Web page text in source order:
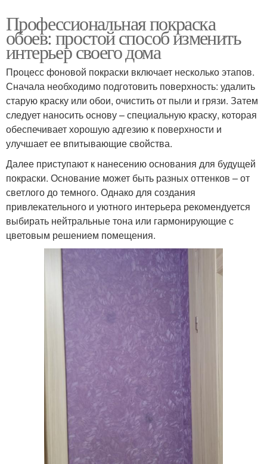
Профессиональная покраска
обоев: простой способ изменить
интерьер своего дома
Процесс фоновой покраски включает несколько этапов.
Сначала необходимо подготовить поверхность: удалить
старую краску или обои, очистить от пыли и грязи. Затем
следует наносить основу – специальную краску, которая
обеспечивает хорошую адгезию к поверхности и
улучшает ее впитывающие свойства.
Далее приступают к нанесению основания для будущей
покраски. Основание может быть разных оттенков – от
светлого до темного. Однако для создания
привлекательного и уютного интерьера рекомендуется
выбирать нейтральные тона или гармонирующие с
цветовым решением помещения.